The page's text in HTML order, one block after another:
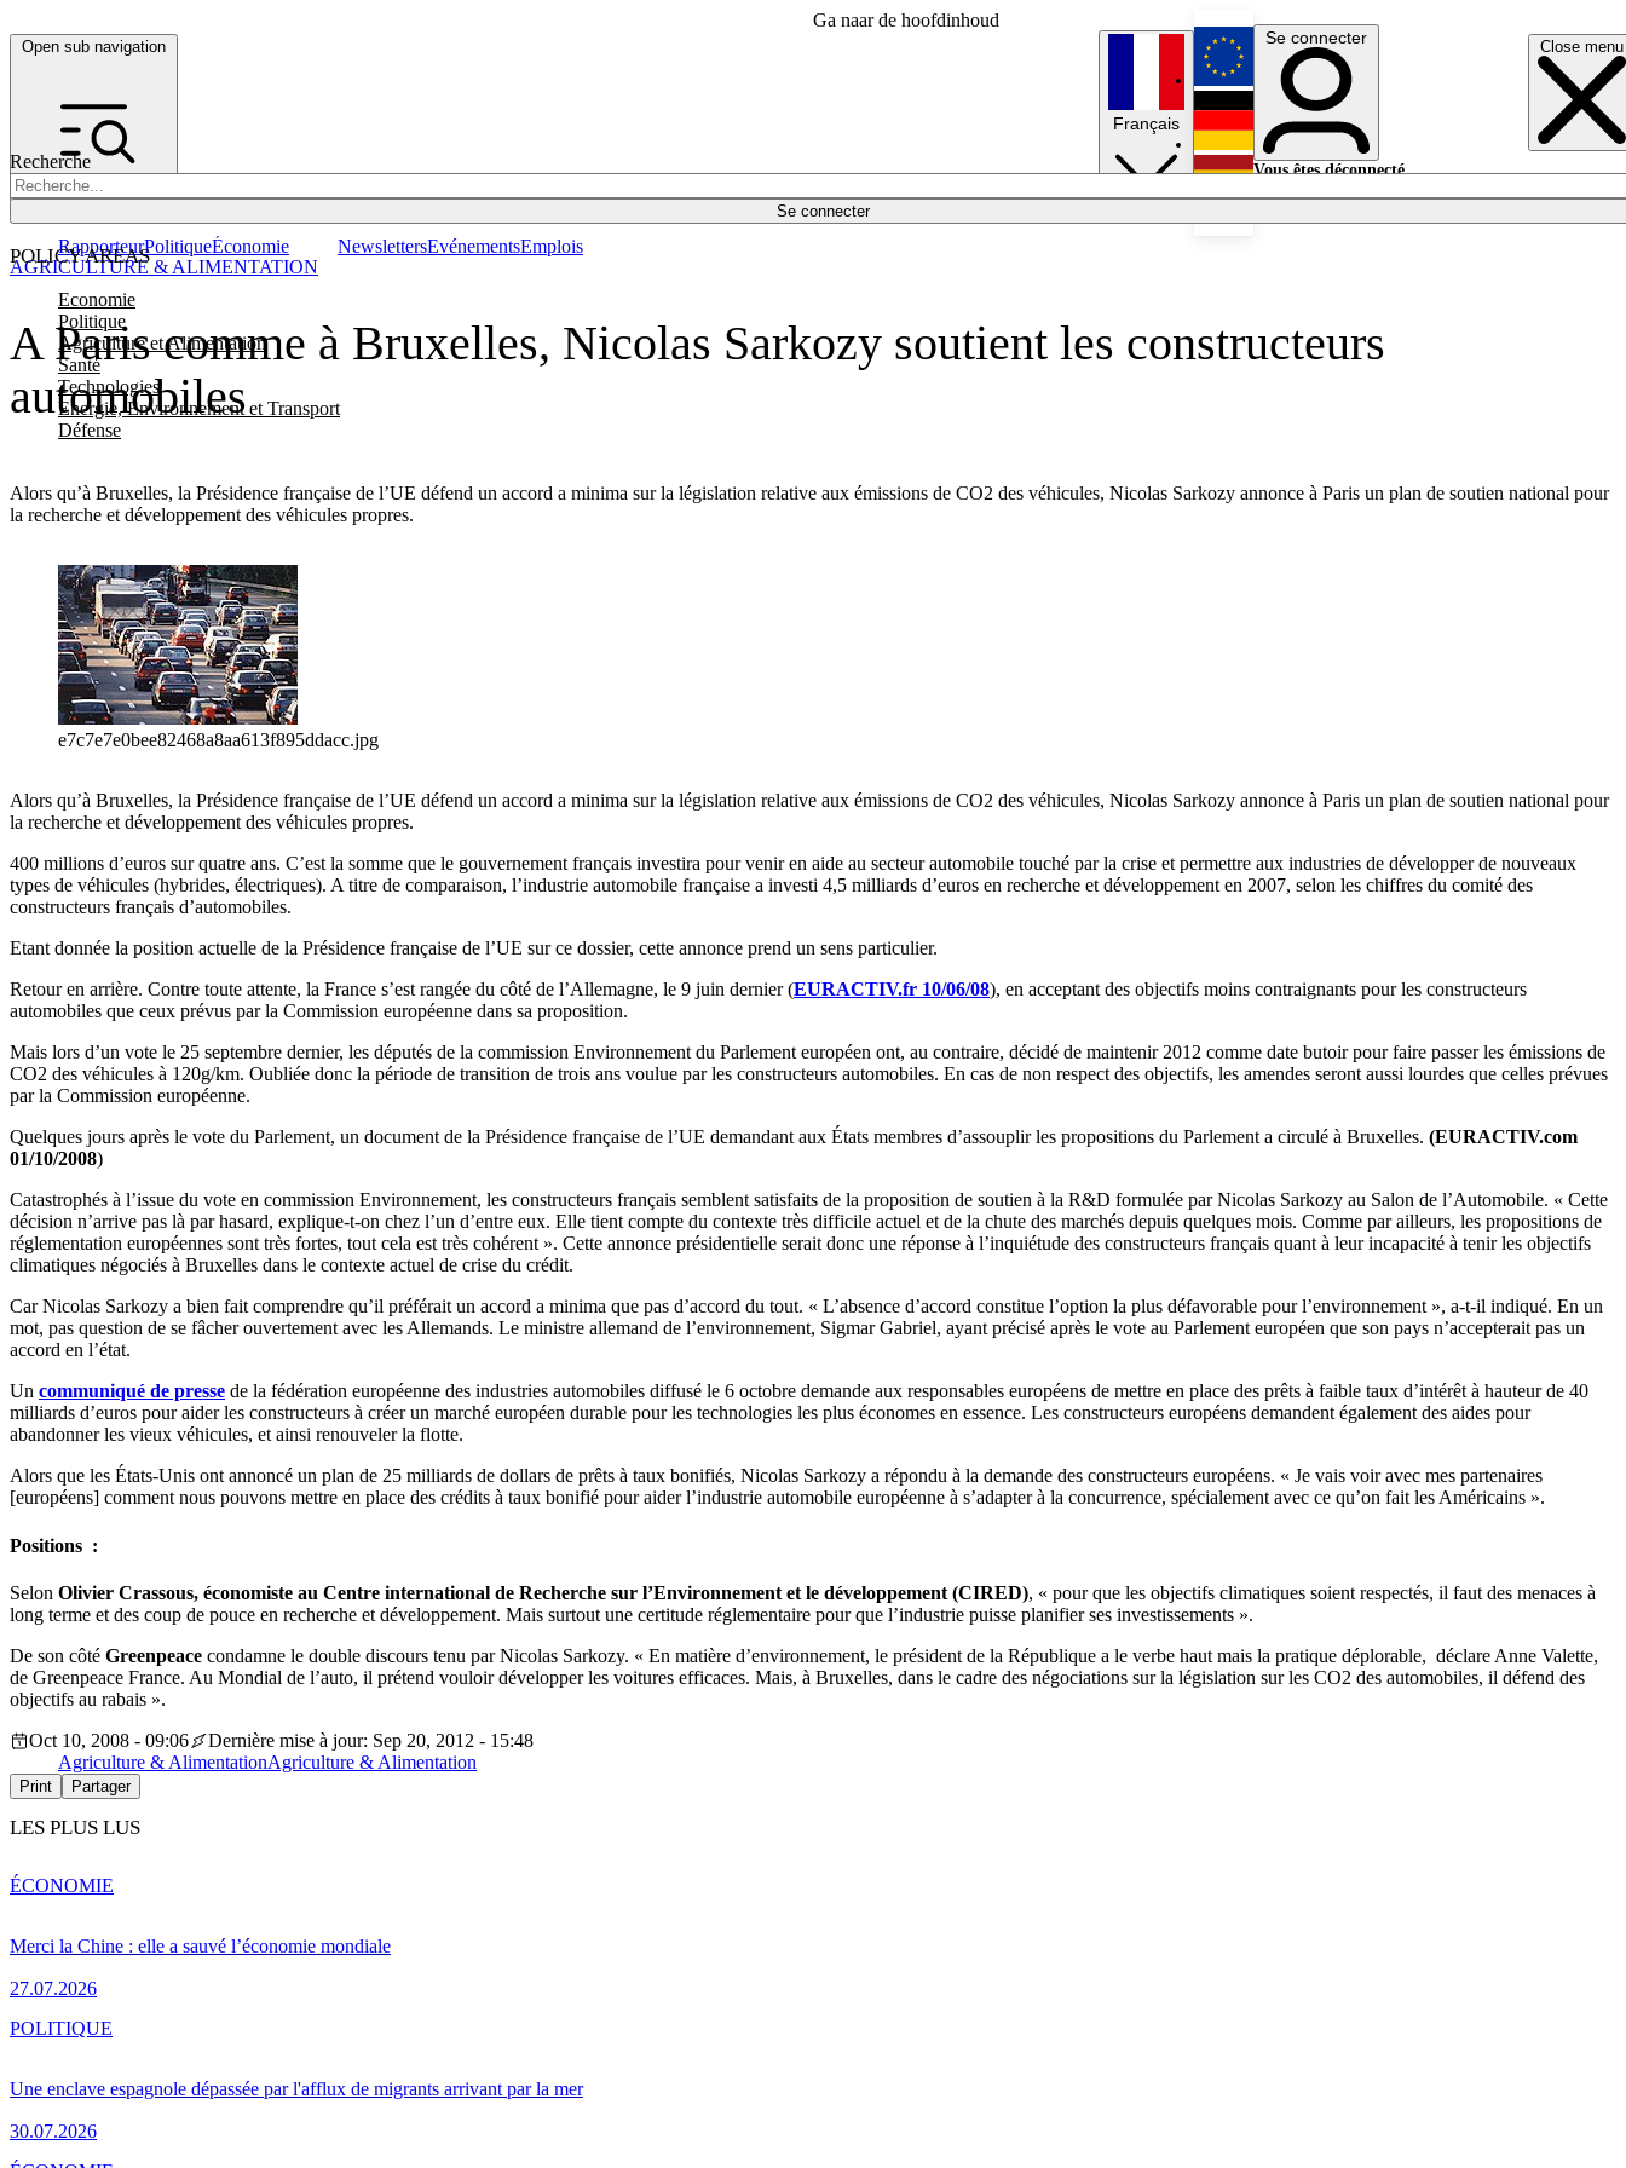
Ga naar de hoofdinhoud
Open sub navigation Close menu
Recherche
Se connecter
POLICY AREAS
Economie
Politique
Agriculture et Alimentation
Santé
Technologies
Energie, Environnement et Transport
Défense
RapporteurPolitiqueÉconomie NewslettersEvénementsEmplois
Français
English
Deutsch
Se connecter
Vous êtes déconnecté.
A Paris comme à Bruxelles, Nicolas Sarkozy soutient les constructeurs
automobiles
Alors qu’à Bruxelles, la Présidence française de l’UE défend un accord a minima sur la législation relative aux émissions de CO2 des véhicules, Nicolas Sarkozy annonce à Paris un plan de soutien national pour
la recherche et développement des véhicules propres.
AGRICULTURE & ALIMENTATION
e7c7e7e0bee82468a8aa613f895ddacc.jpg
Alors qu’à Bruxelles, la Présidence française de l’UE défend un accord a minima sur la législation relative aux émissions de CO2 des véhicules, Nicolas Sarkozy annonce à Paris un plan de soutien national pour
la recherche et développement des véhicules propres.
400 millions d’euros sur quatre ans. C’est la somme que le gouvernement français investira pour venir en aide au secteur automobile touché par la crise et permettre aux industries de développer de nouveaux
types de véhicules (hybrides, électriques). A titre de comparaison, l’industrie automobile française a investi 4,5 milliards d’euros en recherche et développement en 2007, selon les chiffres du comité des
constructeurs français d’automobiles.
Etant donnée la position actuelle de la Présidence française de l’UE sur ce dossier, cette annonce prend un sens particulier.
Retour en arrière. Contre toute attente, la France s’est rangée du côté de l’Allemagne, le 9 juin dernier (EURACTIV.fr 10/06/08), en acceptant des objectifs moins contraignants pour les constructeurs
automobiles que ceux prévus par la Commission européenne dans sa proposition.
Mais lors d’un vote le 25 septembre dernier, les députés de la commission Environnement du Parlement européen ont, au contraire, décidé de maintenir 2012 comme date butoir pour faire passer les émissions de
CO2 des véhicules à 120g/km. Oubliée donc la période de transition de trois ans voulue par les constructeurs automobiles. En cas de non respect des objectifs, les amendes seront aussi lourdes que celles prévues
par la Commission européenne.
Quelques jours après le vote du Parlement, un document de la Présidence française de l’UE demandant aux États membres d’assouplir les propositions du Parlement a circulé à Bruxelles. (EURACTIV.com
01/10/2008)
Catastrophés à l’issue du vote en commission Environnement, les constructeurs français semblent satisfaits de la proposition de soutien à la R&D formulée par Nicolas Sarkozy au Salon de l’Automobile. « Cette
décision n’arrive pas là par hasard, explique-t-on chez l’un d’entre eux. Elle tient compte du contexte très difficile actuel et de la chute des marchés depuis quelques mois. Comme par ailleurs, les propositions de
réglementation européennes sont très fortes, tout cela est très cohérent ». Cette annonce présidentielle serait donc une réponse à l’inquiétude des constructeurs français quant à leur incapacité à tenir les objectifs
climatiques négociés à Bruxelles dans le contexte actuel de crise du crédit.
Car Nicolas Sarkozy a bien fait comprendre qu’il préférait un accord a minima que pas d’accord du tout. « L’absence d’accord constitue l’option la plus défavorable pour l’environnement », a-t-il indiqué. En un
mot, pas question de se fâcher ouvertement avec les Allemands. Le ministre allemand de l’environnement, Sigmar Gabriel, ayant précisé après le vote au Parlement européen que son pays n’accepterait pas un
accord en l’état.
Un communiqué de presse de la fédération européenne des industries automobiles diffusé le 6 octobre demande aux responsables européens de mettre en place des prêts à faible taux d’intérêt à hauteur de 40
milliards d’euros pour aider les constructeurs à créer un marché européen durable pour les technologies les plus économes en essence. Les constructeurs européens demandent également des aides pour
abandonner les vieux véhicules, et ainsi renouveler la flotte.
Alors que les États-Unis ont annoncé un plan de 25 milliards de dollars de prêts à taux bonifiés, Nicolas Sarkozy a répondu à la demande des constructeurs européens. « Je vais voir avec mes partenaires
[européens] comment nous pouvons mettre en place des crédits à taux bonifié pour aider l’industrie automobile européenne à s’adapter à la concurrence, spécialement avec ce qu’on fait les Américains ».
Positions :
Selon Olivier Crassous, économiste au Centre international de Recherche sur l’Environnement et le développement (CIRED), « pour que les objectifs climatiques soient respectés, il faut des menaces à
long terme et des coup de pouce en recherche et développement. Mais surtout une certitude réglementaire pour que l’industrie puisse planifier ses investissements ».
De son côté Greenpeace condamne le double discours tenu par Nicolas Sarkozy. « En matière d’environnement, le président de la République a le verbe haut mais la pratique déplorable, déclare Anne Valette,
de Greenpeace France. Au Mondial de l’auto, il prétend vouloir développer les voitures efficaces. Mais, à Bruxelles, dans le cadre des négociations sur la législation sur les CO2 des automobiles, il défend des
objectifs au rabais ».
Oct 10, 2008 - 09:06
Dernière mise à jour: Sep 20, 2012 - 15:48
Agriculture & AlimentationAgriculture & Alimentation
Print Partager
LES PLUS LUS
Merci la Chine : elle a sauvé l’économie mondiale
27.07.2026
ÉCONOMIE
Une enclave espagnole dépassée par l'afflux de migrants arrivant par la mer
30.07.2026
POLITIQUE